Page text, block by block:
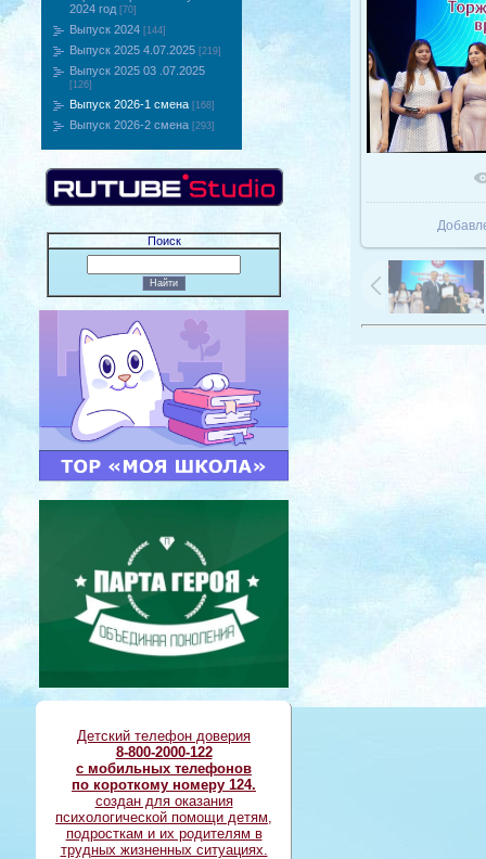
2024 год [70]
Выпуск 2024 [144]
Выпуск 2025 4.07.2025 [219]
Выпуск 2025 03 .07.2025
[126]
Выпуск 2026-1 смена [168]
Выпуск 2026-2 смена [293]
Поиск
Детский телефон доверия
8-800-2000-122
с мобильных телефонов
по короткому номеру 124.
создан для оказания
психологической помощи детям,
подросткам и их родителям в
трудных жизненных ситуациях.
В